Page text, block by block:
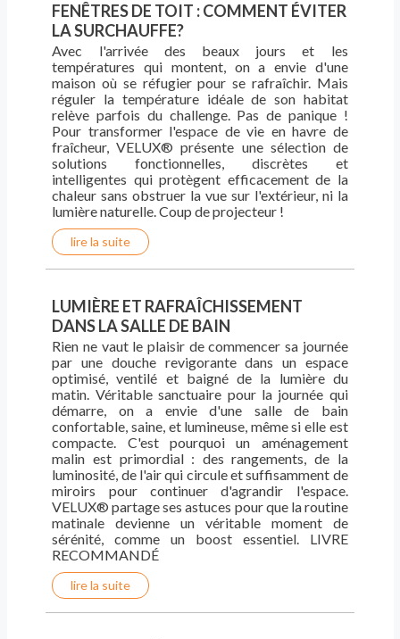
FENÊTRES DE TOIT : COMMENT ÉVITER
LA SURCHAUFFE?
Avec l'arrivée des beaux jours et les
températures qui montent, on a envie d'une
maison où se réfugier pour se rafraîchir. Mais
réguler la température idéale de son habitat
relève parfois du challenge. Pas de panique !
Pour transformer l'espace de vie en havre de
fraîcheur, VELUX® présente une sélection de
solutions fonctionnelles, discrètes et
intelligentes qui protègent efficacement de la
chaleur sans obstruer la vue sur l'extérieur, ni la
lumière naturelle. Coup de projecteur !
lire la suite
LUMIÈRE ET RAFRAÎCHISSEMENT
DANS LA SALLE DE BAIN
Rien ne vaut le plaisir de commencer sa journée
par une douche revigorante dans un espace
optimisé, ventilé et baigné de la lumière du
matin. Véritable sanctuaire pour la journée qui
démarre, on a envie d'une salle de bain
confortable, saine, et lumineuse, même si elle est
compacte. C'est pourquoi un aménagement
malin est primordial : des rangements, de la
luminosité, de l'air qui circule et suffisamment de
miroirs pour continuer d'agrandir l'espace.
VELUX® partage ses astuces pour que la routine
matinale devienne un véritable moment de
sérénité, comme un boost essentiel. LIVRE
RECOMMANDÉ
lire la suite